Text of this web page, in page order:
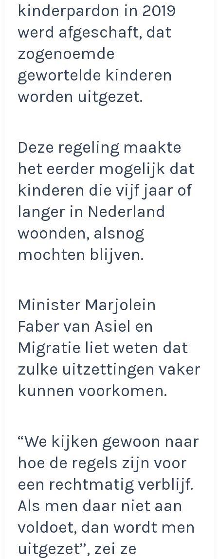
kinderpardon in 2019
werd afgeschaft, dat
zogenoemde
gewortelde kinderen
worden uitgezet.
Deze regeling maakte
het eerder mogelijk dat
kinderen die vijf jaar of
langer in Nederland
woonden, alsnog
mochten blijven.
Minister Marjolein
Faber van Asiel en
Migratie liet weten dat
zulke uitzettingen vaker
kunnen voorkomen.
“We kijken gewoon naar
hoe de regels zijn voor
een rechtmatig verblijf.
Als men daar niet aan
voldoet, dan wordt men
uitgezet’’, zei ze